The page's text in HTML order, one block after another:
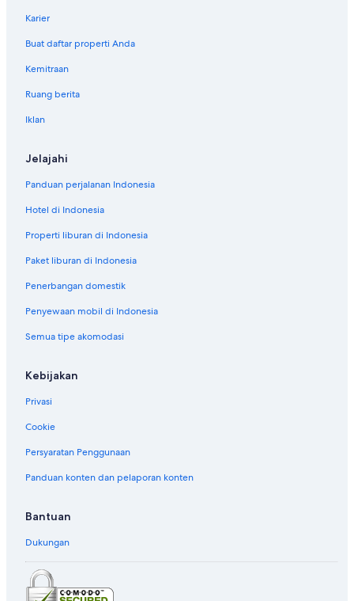
Karier
Buat daftar properti Anda
Kemitraan
Ruang berita
Iklan
Jelajahi
Panduan perjalanan Indonesia
Hotel di Indonesia
Properti liburan di Indonesia
Paket liburan di Indonesia
Penerbangan domestik
Penyewaan mobil di Indonesia
Semua tipe akomodasi
Kebijakan
Privasi
Cookie
Persyaratan Penggunaan
Panduan konten dan pelaporan konten
Bantuan
Dukungan